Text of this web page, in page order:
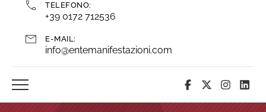
TELEFONO:
+39 0172 712536
E-MAIL:
info@entemanifestazioni.com